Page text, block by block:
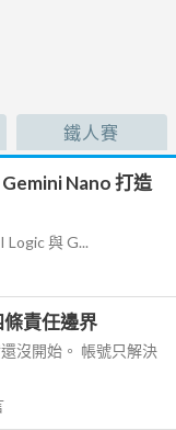
鐵人賽
Nano 打造
與 G...
責任邊界
沒開始。 帳號只解決